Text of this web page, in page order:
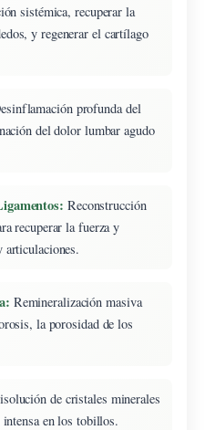
sistémica, recuperar la
y regenerar el cartílago
profunda del
del dolor lumbar agudo
Reconstrucción
recuperar la fuerza y
Remineralización masiva
la porosidad de los
de cristales minerales
en los tobillos.